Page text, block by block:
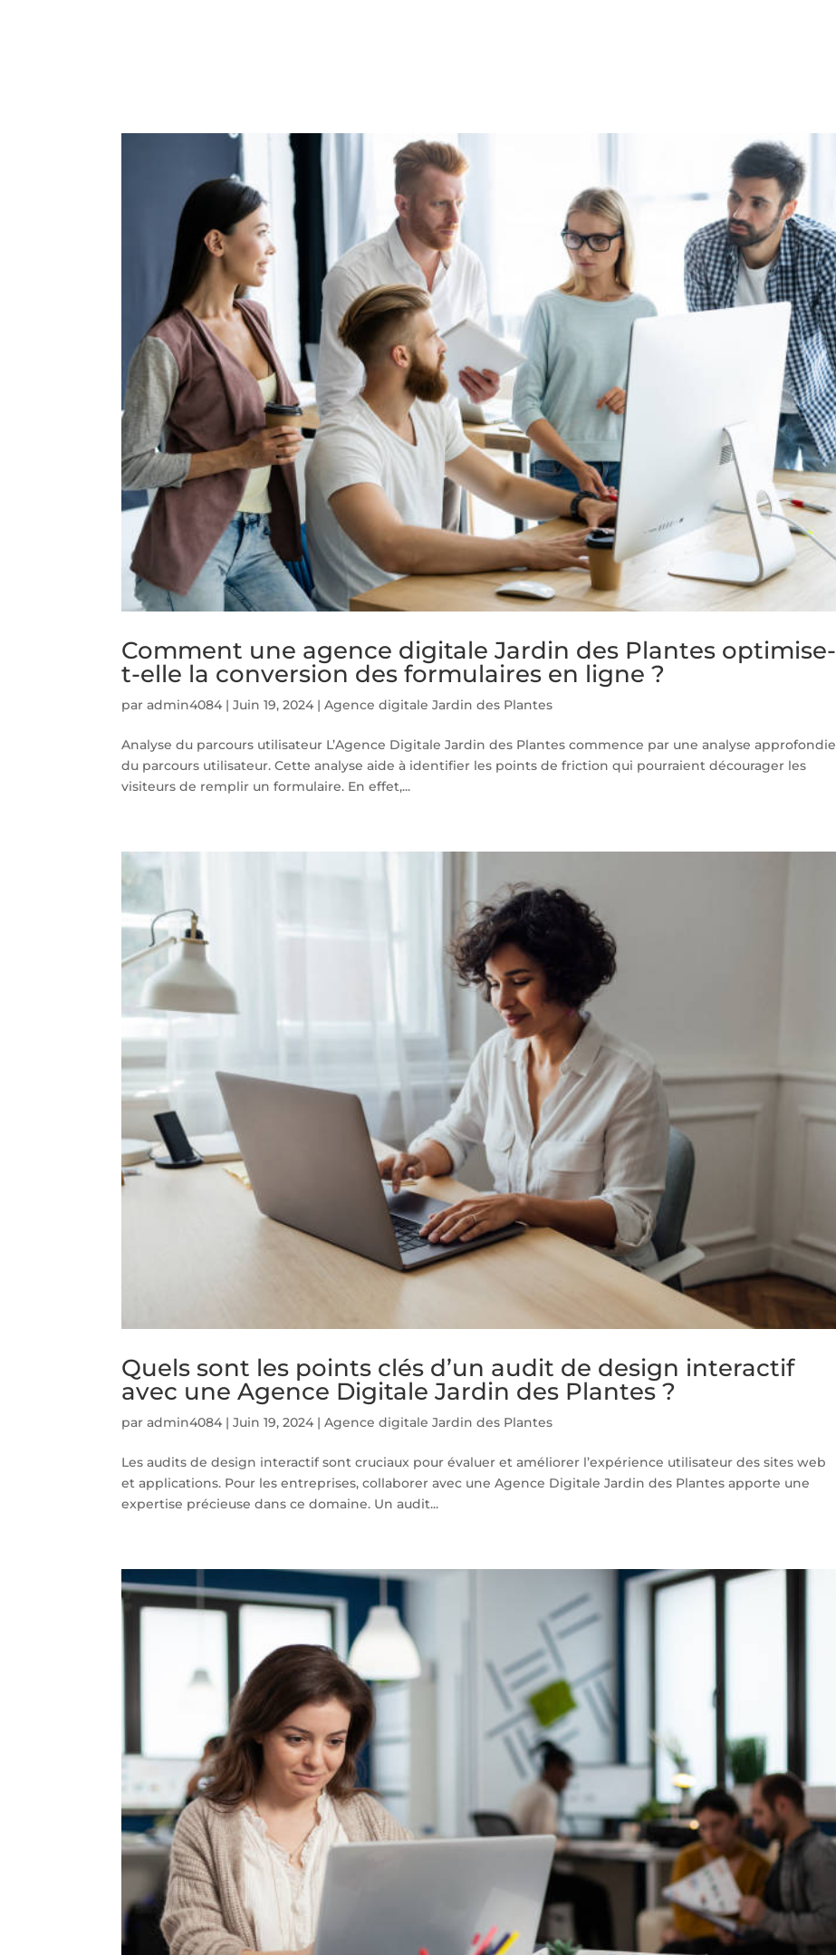
Comment une agence digitale Jardin des Plantes optimise-
t-elle la conversion des formulaires en ligne ?
paradmin4084 |Juin 19, 2024 |Agence digitale Jardin des Plantes
Analyse du parcours utilisateur L’Agence Digitale Jardin des Plantes commence par une analyse approfondie
du parcours utilisateur. Cette analyse aide à identifier les points de friction qui pourraient décourager les
visiteurs de remplir un formulaire. En effet,...
Quels sont les points clés d’un audit de design interactif
avec une Agence Digitale Jardin des Plantes ?
paradmin4084 |Juin 19, 2024 |Agence digitale Jardin des Plantes
Les audits de design interactif sont cruciaux pour évaluer et améliorer l’expérience utilisateur des sites web
et applications. Pour les entreprises, collaborer avec une Agence Digitale Jardin des Plantes apporte une
expertise précieuse dans ce domaine. Un audit...